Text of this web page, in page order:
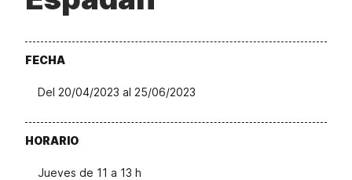
FECHA
Del 20/04/2023 al 25/06/2023
HORARIO
Jueves de 11 a 13 h